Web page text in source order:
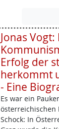
Jonas
Erfolg der
herkommt
- Eine
Es war ein
österreichischen
Schock: In